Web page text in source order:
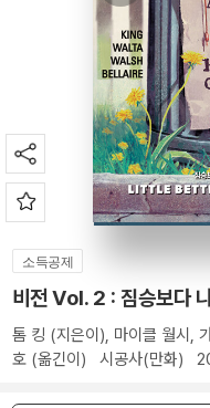
소득공제
비전 Vol. 2 : 짐승보다
톰 킹 (지은이), 마이클 월시 ,
호 (옮긴이) 시공사(만화)